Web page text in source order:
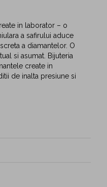
in laborator – o
a safirului aduce
a diamantelor. O
si asumat. Bijuteria
create in
de inalta presiune si